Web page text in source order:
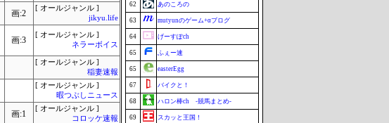
画:2
[ オールジャンル ]
jikyu.life
画:3
[ オールジャンル ]
ネラーボイス
[ オールジャンル ]
稲妻速報
[ オールジャンル ]
暇つぶしニュース
画:1
[ オールジャンル ]
コロッケ速報
62 あのころの
63 mutyunのゲーム+αブログ
64 げーすぽch
65 ふぇー速
65 easterEgg
67 バイクと！
68 ハロン棒ch -競馬まとめ-
69 スカッと王国！